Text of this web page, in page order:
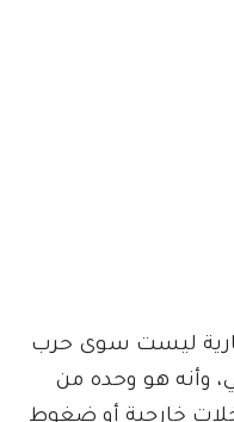
ليست سوى حرب
وأنه هو وحده من